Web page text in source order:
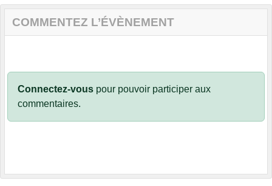
COMMENTEZ L’ÉVÈNEMENT
Connectez-vous pour pouvoir participer aux
commentaires.